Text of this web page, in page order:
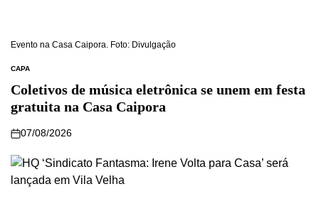
Evento na Casa Caipora. Foto: Divulgação
CAPA
Coletivos de música eletrônica se unem em festa
gratuita na Casa Caipora
07/08/2026